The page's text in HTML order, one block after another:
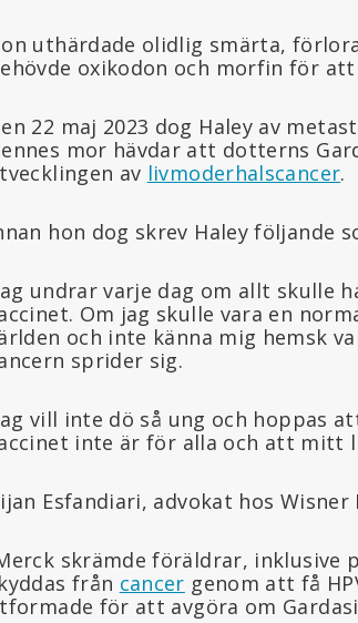
uthärdade olidlig smärta,
oxikodon och morfin för
22 maj 2023 dog Haley av
mor hävdar att dotterns
av livmoderhalscancer.
hon dog skrev Haley följande
undrar varje dag om allt skulle
Om jag skulle vara en
och inte känna mig hemsk
sprider sig.
vill inte dö så ung och hoppas
inte är för alla och att mitt
Esfandiari, advokat hos Wisner
skrämde föräldrar,
från cancer genom att få
för att avgöra om